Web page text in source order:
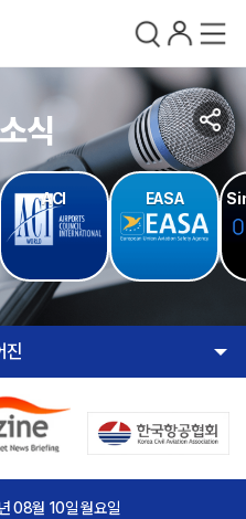
검색 로그인전체메
공
유
식
ACI EASA
진
08월 10일 월요일